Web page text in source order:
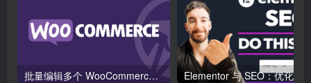
批量编辑多个 WooCommerce 产品变体价格的 2 个方法？